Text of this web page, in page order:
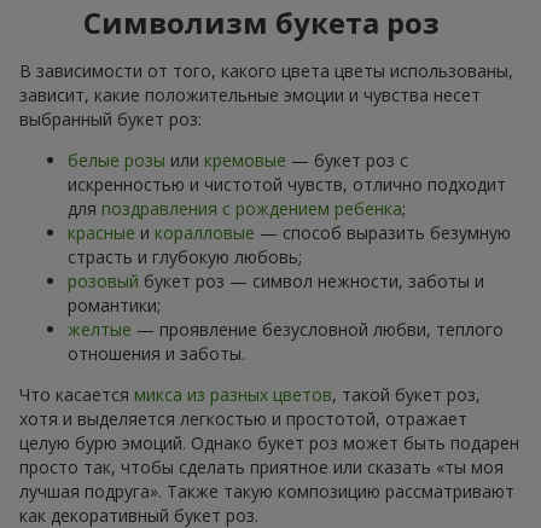
Символизм букета роз
В зависимости от того, какого цвета цветы использованы,
зависит, какие положительные эмоции и чувства несет
выбранный букет роз:
белые розы или кремовые — букет роз с
искренностью и чистотой чувств, отлично подходит
для поздравления с рождением ребенка;
красные и коралловые — способ выразить безумную
страсть и глубокую любовь;
розовый букет роз — символ нежности, заботы и
романтики;
желтые — проявление безусловной любви, теплого
отношения и заботы.
Что касается микса из разных цветов, такой букет роз,
хотя и выделяется легкостью и простотой, отражает
целую бурю эмоций. Однако букет роз может быть подарен
просто так, чтобы сделать приятное или сказать «ты моя
лучшая подруга». Также такую композицию рассматривают
как декоративный букет роз.